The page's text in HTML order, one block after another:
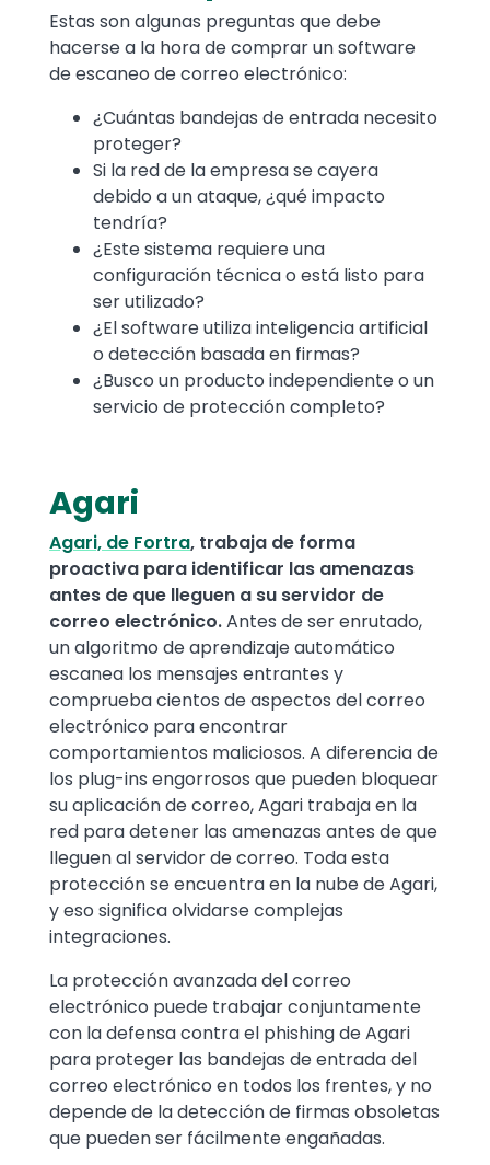
Estas son algunas preguntas que debe
hacerse a la hora de comprar un software
de escaneo de correo electrónico:
¿Cuántas bandejas de entrada necesito
proteger?
Si la red de la empresa se cayera
debido a un ataque, ¿qué impacto
tendría?
¿Este sistema requiere una
configuración técnica o está listo para
ser utilizado?
¿El software utiliza inteligencia artificial
o detección basada en firmas?
¿Busco un producto independiente o un
servicio de protección completo?
Agari
Agari, de Fortra, trabaja de forma
proactiva para identificar las amenazas
antes de que lleguen a su servidor de
correo electrónico.Antes de ser enrutado,
un algoritmo de aprendizaje automático
escanea los mensajes entrantes y
comprueba cientos de aspectos del correo
electrónico para encontrar
comportamientos maliciosos. A diferencia de
los plug-ins engorrosos que pueden bloquear
su aplicación de correo, Agari trabaja en la
red para detener las amenazas antes de que
lleguen al servidor de correo. Toda esta
protección se encuentra en la nube de Agari,
y eso significa olvidarse complejas
integraciones.
La protección avanzada del correo
electrónico puede trabajar conjuntamente
con la defensa contra el phishing de Agari
para proteger las bandejas de entrada del
correo electrónico en todos los frentes, y no
depende de la detección de firmas obsoletas
que pueden ser fácilmente engañadas.